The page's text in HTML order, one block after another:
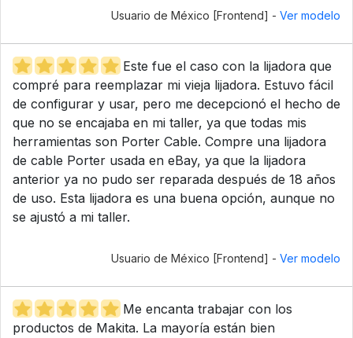
Usuario de México [Frontend] - Ver modelo
Este fue el caso con la lijadora que
compré para reemplazar mi vieja lijadora. Estuvo fácil
de configurar y usar, pero me decepcionó el hecho de
que no se encajaba en mi taller, ya que todas mis
herramientas son Porter Cable. Compre una lijadora
de cable Porter usada en eBay, ya que la lijadora
anterior ya no pudo ser reparada después de 18 años
de uso. Esta lijadora es una buena opción, aunque no
se ajustó a mi taller.
Usuario de México [Frontend] - Ver modelo
Me encanta trabajar con los
productos de Makita. La mayoría están bien